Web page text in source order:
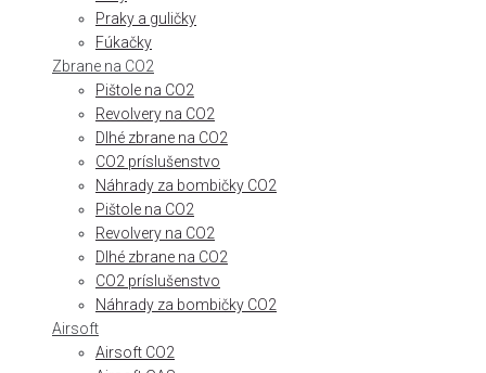
Praky a guličky
Fúkačky
Zbrane na CO2
Pištole na CO2
Revolvery na CO2
Dlhé zbrane na CO2
CO2 príslušenstvo
Náhrady za bombičky CO2
Pištole na CO2
Revolvery na CO2
Dlhé zbrane na CO2
CO2 príslušenstvo
Náhrady za bombičky CO2
Airsoft
Airsoft CO2